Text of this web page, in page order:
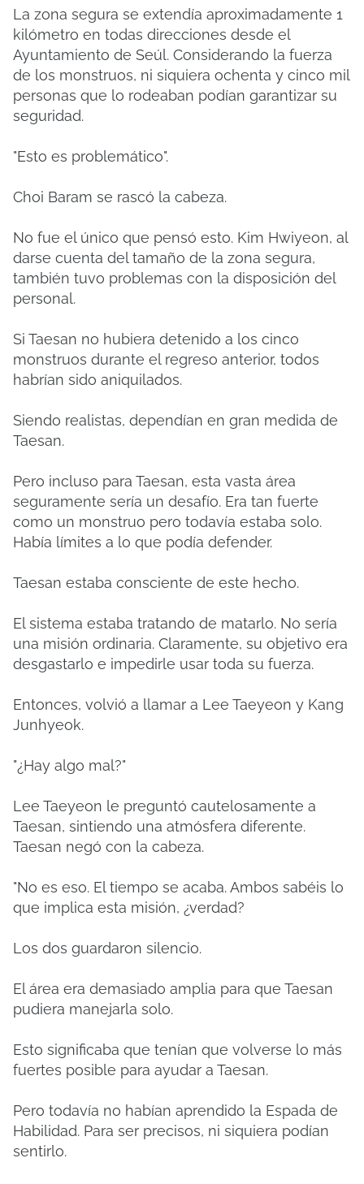
La zona segura se extendía aproximadamente 1
kilómetro en todas direcciones desde el
Ayuntamiento de Seúl. Considerando la fuerza
de los monstruos, ni siquiera ochenta y cinco mil
personas que lo rodeaban podían garantizar su
seguridad.
"Esto es problemático".
Choi Baram se rascó la cabeza.
No fue el único que pensó esto. Kim Hwiyeon, al
darse cuenta del tamaño de la zona segura,
también tuvo problemas con la disposición del
personal.
Si Taesan no hubiera detenido a los cinco
monstruos durante el regreso anterior, todos
habrían sido aniquilados.
Siendo realistas, dependían en gran medida de
Taesan.
Pero incluso para Taesan, esta vasta área
seguramente sería un desafío. Era tan fuerte
como un monstruo pero todavía estaba solo.
Había límites a lo que podía defender.
Taesan estaba consciente de este hecho.
El sistema estaba tratando de matarlo. No sería
una misión ordinaria. Claramente, su objetivo era
desgastarlo e impedirle usar toda su fuerza.
Entonces, volvió a llamar a Lee Taeyeon y Kang
Junhyeok.
"¿Hay algo mal?"
Lee Taeyeon le preguntó cautelosamente a
Taesan, sintiendo una atmósfera diferente.
Taesan negó con la cabeza.
"No es eso. El tiempo se acaba. Ambos sabéis lo
que implica esta misión, ¿verdad?
Los dos guardaron silencio.
El área era demasiado amplia para que Taesan
pudiera manejarla solo.
Esto significaba que tenían que volverse lo más
fuertes posible para ayudar a Taesan.
Pero todavía no habían aprendido la Espada de
Habilidad. Para ser precisos, ni siquiera podían
sentirlo.